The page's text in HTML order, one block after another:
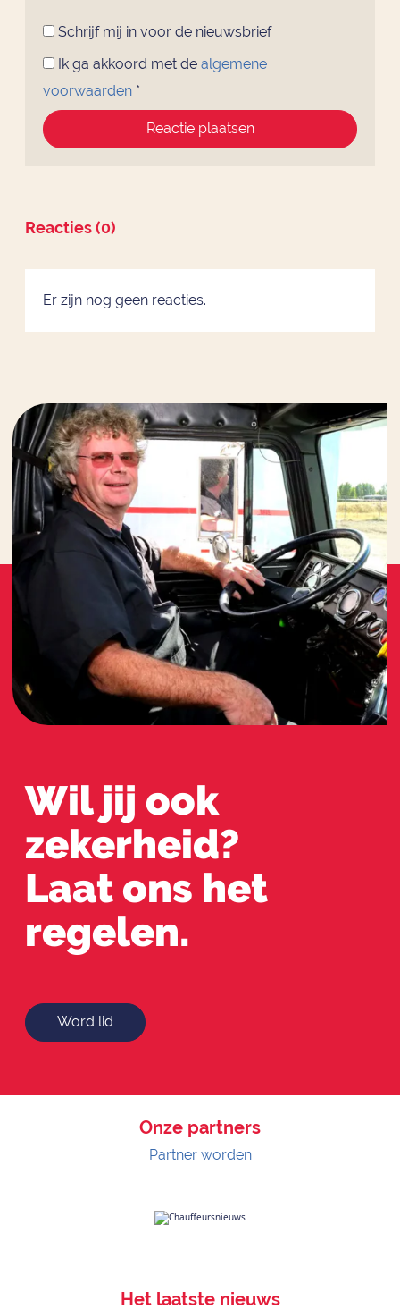
Schrijf mij in voor de nieuwsbrief
Ik ga akkoord met de algemene
voorwaarden *
Reactie plaatsen
Reacties (0)
Er zijn nog geen reacties.
Wil jij ook
zekerheid?
Laat ons het
regelen.
Word lid
Onze partners
Partner worden
Het laatste nieuws